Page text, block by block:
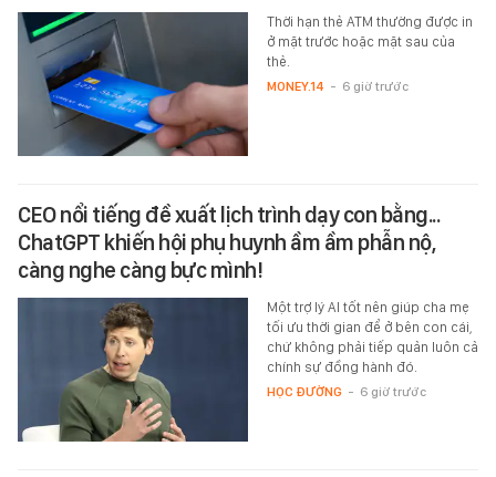
Thời hạn thẻ ATM thường được in
ở mặt trước hoặc mặt sau của
thẻ.
MONEY.14 - 6 giờ trước
CEO nổi tiếng đề xuất lịch trình dạy con bằng...
ChatGPT khiến hội phụ huynh ầm ầm phẫn nộ,
càng nghe càng bực mình!
Một trợ lý AI tốt nên giúp cha mẹ
tối ưu thời gian để ở bên con cái,
chứ không phải tiếp quản luôn cả
chính sự đồng hành đó.
HỌC ĐƯỜNG - 6 giờ trước